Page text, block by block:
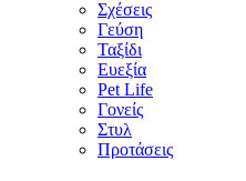
Σχέσεις
Γεύση
Ταξίδι
Ευεξία
Pet Life
Γονείς
Στυλ
Προτάσεις